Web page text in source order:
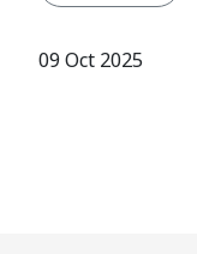
09 Oct 2025